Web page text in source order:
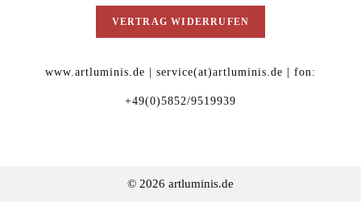
VERTRAG WIDERRUFEN
www.artluminis.de | service(at)artluminis.de | fon:
+49(0)5852/9519939
© 2026 artluminis.de